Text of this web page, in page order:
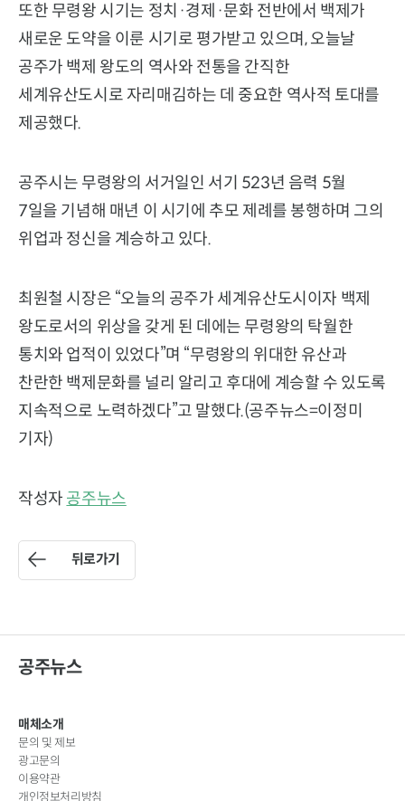
또한 무령왕 시기는 정치·경제·문화 전반에서 백제가
새로운 도약을 이룬 시기로 평가받고 있으며, 오늘날
공주가 백제 왕도의 역사와 전통을 간직한
세계유산도시로 자리매김하는 데 중요한 역사적 토대를
제공했다.
공주시는 무령왕의 서거일인 서기 523년 음력 5월
7일을 기념해 매년 이 시기에 추모 제례를 봉행하며 그의
위업과 정신을 계승하고 있다.
최원철 시장은 “오늘의 공주가 세계유산도시이자 백제
왕도로서의 위상을 갖게 된 데에는 무령왕의 탁월한
통치와 업적이 있었다”며 “무령왕의 위대한 유산과
찬란한 백제문화를 널리 알리고 후대에 계승할 수 있도록
지속적으로 노력하겠다”고 말했다.(공주뉴스=이정미
기자)
작성자 공주뉴스
뒤로가기
공주뉴스
매체소개
문의 및 제보
광고문의
이용약관
개인정보처리방침